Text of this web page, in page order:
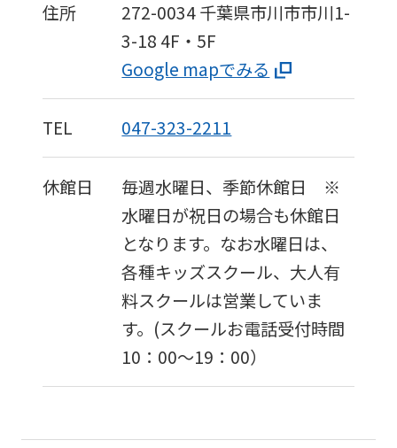
住所 272-0034千葉県市川市市川1-
3-18 4F・5F
Google mapでみる
TEL 047-323-2211
休館日
毎週水曜日、季節休館日 ※
水曜日が祝日の場合も休館日
となります。なお水曜日は、
各種キッズスクール、大人有
料スクールは営業していま
す。(スクールお電話受付時間
10：00〜19：00）